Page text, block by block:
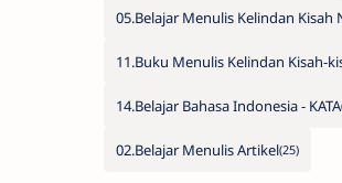
14.Belajar Bahasa Indonesia - KATA
02.Belajar Menulis Artikel